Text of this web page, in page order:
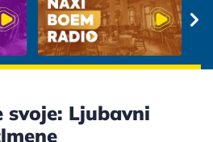
svoje: Ljubavni